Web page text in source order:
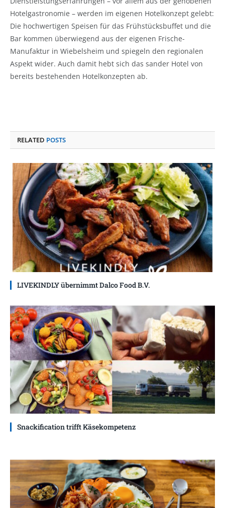
Hotelgastronomie – werden im eigenen Hotelkonzept gelebt:
Die hochwertigen Speisen für das Frühstücksbuffet und die
Bar kommen überwiegend aus der eigenen Frische-
Manufaktur in Wiebelsheim und spiegeln den regionalen
Aspekt wider. Auch damit hebt sich das sander Hotel von
bereits bestehenden Hotelkonzepten ab.
RELATED POSTS
LIVEKINDLY übernimmt Dalco Food B.V.
Snackification trifft Käsekompetenz